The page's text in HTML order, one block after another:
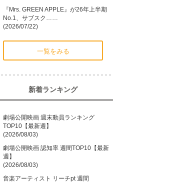
『Mrs. GREEN APPLE』が26年上半期
No.1、サブスク……
(2026/07/22)
一覧をみる
新着ランキング
劇場公開映画 週末動員ランキング
TOP10【最新週】
(2026/08/03)
劇場公開映画 認知率 週間TOP10【最新
週】
(2026/08/03)
音楽アーティスト リーチpt 週間